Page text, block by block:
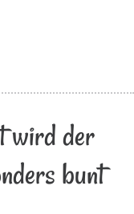
wird der
bunt